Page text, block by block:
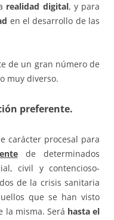
realidad digital, y para
en el desarrollo de las
de un gran número de
muy diverso.
preferente.
carácter procesal para
de determinados
civil y contencioso-
de la crisis sanitaria
que se han visto
la misma. Será hasta el